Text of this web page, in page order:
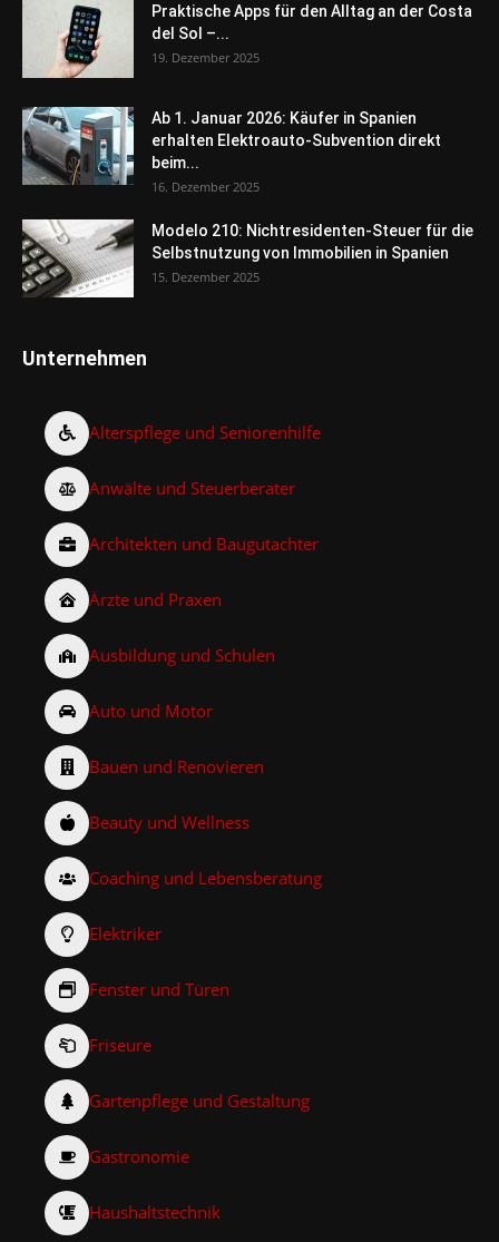
Praktische Apps für den Alltag an der Costa
del Sol –...
19. Dezember 2025
Ab 1. Januar 2026: Käufer in Spanien
erhalten Elektroauto-Subvention direkt
beim...
16. Dezember 2025
Modelo 210: Nichtresidenten-Steuer für die
Selbstnutzung von Immobilien in Spanien
15. Dezember 2025
Unternehmen
Alterspflege und Seniorenhilfe
Anwälte und Steuerberater
Architekten und Baugutachter
Ärzte und Praxen
Ausbildung und Schulen
Auto und Motor
Bauen und Renovieren
Beauty und Wellness
Coaching und Lebensberatung
Elektriker
Fenster und Türen
Friseure
Gartenpflege und Gestaltung
Gastronomie
Haushaltstechnik